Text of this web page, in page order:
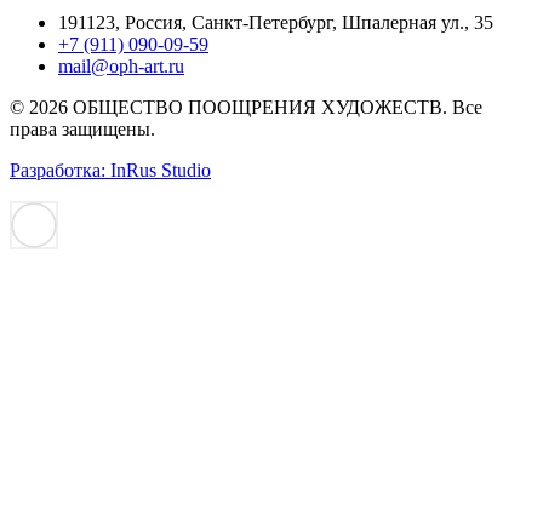
191123, Россия, Санкт-Петербург, Шпалерная ул., 35
+7 (911) 090-09-59
mail@oph-art.ru
© 2026 ОБЩЕСТВО ПООЩРЕНИЯ ХУДОЖЕСТВ. Все
права защищены.
Разработка: InRus Studio